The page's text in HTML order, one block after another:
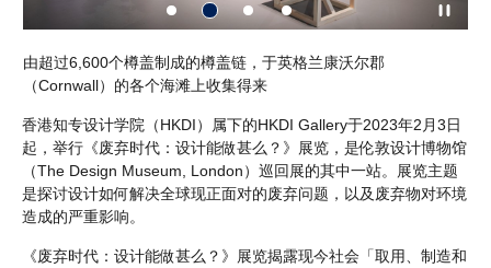
由超过6,600个樽盖制成的樽盖链，于英格兰康沃尔郡
（Cornwall）的各个海滩上收集得来
香港知专设计学院（HKDI）属下的HKDI Gallery于2023年2月3日
起，举行《废弃时代：设计能做甚么？》展览，是伦敦设计博物馆
（The Design Museum, London）巡回展的其中一站。展览主题
是探讨设计如何解决全球现正面对的废弃问题，以及废弃物对环境
造成的严重影响。
《废弃时代：设计能做甚么？》展览揭露现今社会「取用、制造和